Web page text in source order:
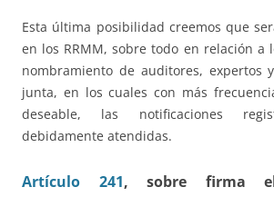
Esta última posibilidad creemos que
en los RRMM, sobre todo en relación a
nombramiento de auditores, expertos
junta, en los cuales con más
deseable, las notificaciones
debidamente atendidas.
Artículo 241, sobre firma